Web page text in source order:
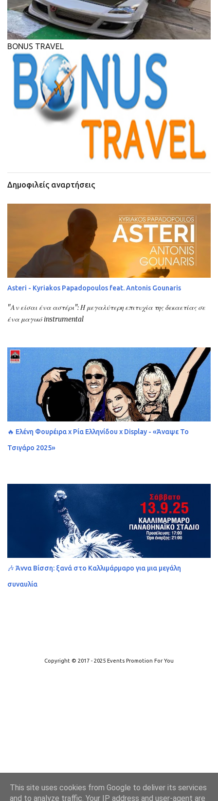
BONUS TRAVEL
Δημοφιλείς αναρτήσεις
Asteri - Kyriakos Papadopoulos feat. Antonis Gounaris
"Αν είσαι ένα αστέρι": Η μεγαλύτερη επιτυχία της δεκαετίας σε
ένα μαγικό instrumental
🔥 Ελένη Φουρέιρα x Ρία Ελληνίδου x Display - «Άναψε Το
Τσιγάρο 2025»
🎶 Άννα Βίσση: ξανά στο Καλλιμάρμαρο για μια μεγάλη
συναυλία
Copyright © 2017 - 2025 Events Promotion For You
This site uses cookies from Google to deliver its services
and to analyze traffic. Your IP address and user-agent are